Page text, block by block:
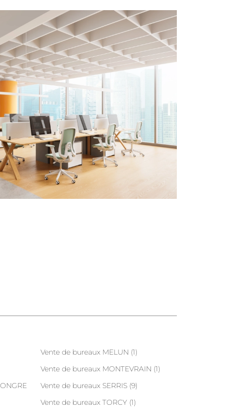
Vente de bureaux MELUN (1)
Vente de bureaux MONTEVRAIN (1)
Vente de bureaux SERRIS (9)
Vente de bureaux TORCY (1)